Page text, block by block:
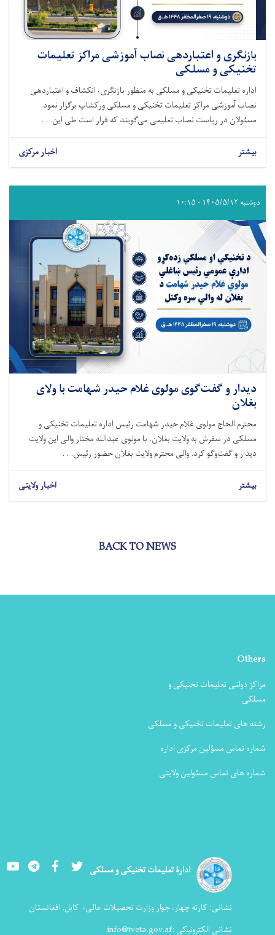
بازنگری و اعتباردهی نصاب آموزشی مراکز تعلیمات
تخنیکی و مسلکی
اداره تعلیمات تخنیکی و مسلکی به منظور بازنگری، انکشاف و اعتباردهی
نصاب آموزشی مراکز تعلیمات تخنیکی و مسلکی ورکشاپ برگزار نمود.
مسئولان در ریاست نصاب تعلیمی می‌گویند که قرار است طی این. . .
بیشتر اخبار مرکزی
دوشنبه ۱۴۰۵/۵/۱۲ - ۱۰:۱۵
دیدار و گفت‌گوی مولوی غلام حیدر شهامت با ولای
بغلان
محترم الحاج مولوی غلام حیدر شهامت رئیس اداره تعلیمات تخنیکی و
مسلکی در سفرش به ولایت بغلان، با مولوی عبدالله مختار والی این ولایت
دیدار و گفت‌وگو کرد. والی محترم ولایت بغلان حضور رئیس. . .
بیشتر اخبار ولایتی
BACK TO NEWS
Others
مراکز دولتی تعلیمات تخنیکی و
مسلکی
رشته های تعلیمات تخنیکی و مسلکی
شماره تماس مسؤلین مرکزی اداره
شماره های تماس مسئولین ولایتی
ادارۀ تعلیمات تخنیکی و مسلکی YoutubeLinkedInFacebook Twitter
نشانی: کارته چهار، جوار وزارت تحصیلات عالی، کابل, افغانستان
نشانی الکترونیکی :info@tveta.gov.af